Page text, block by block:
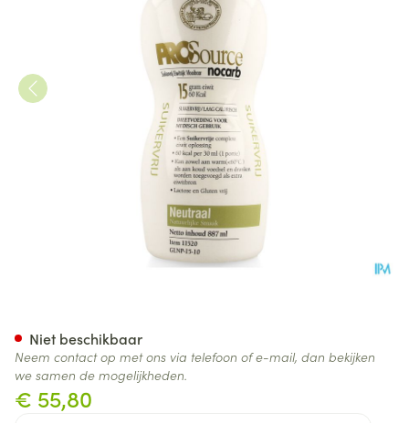
€ 55,80
Niet beschikbaar
Neem contact op met ons via telefoon of e-mail, dan bekijken
we samen de mogelijkheden.